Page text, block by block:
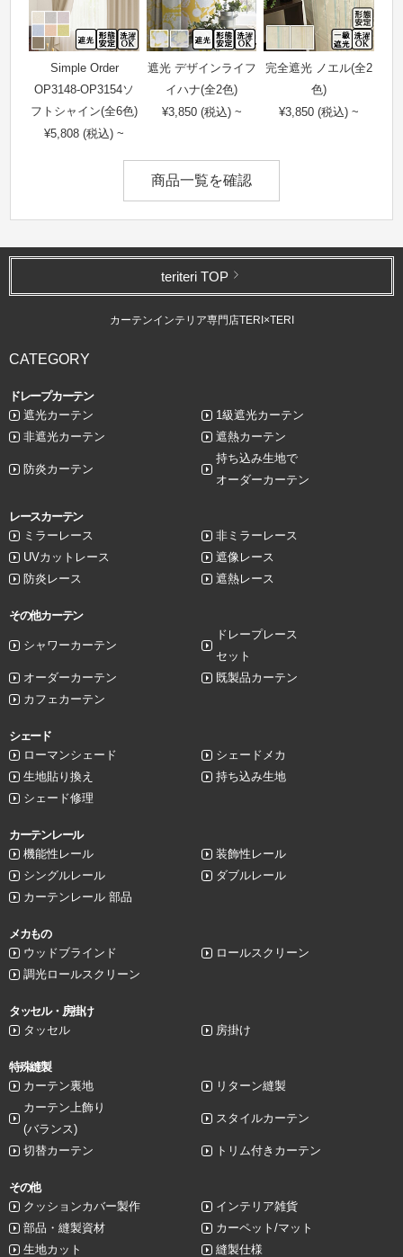
Simple Order
OP3148-OP3154ソ
フトシャイン(全6色)
¥5,808 (税込) ~
遮光 デザインライフ
イハナ(全2色)
¥3,850 (税込) ~
完全遮光 ノエル(全2
色)
¥3,850 (税込) ~
商品一覧を確認
teriteri TOP
カーテンインテリア専門店TERI×TERI
CATEGORY
ドレープカーテン
遮光カーテン
1級遮光カーテン
非遮光カーテン
遮熱カーテン
防炎カーテン
持ち込み生地で
オーダーカーテン
レースカーテン
ミラーレース
非ミラーレース
UVカットレース
遮像レース
防炎レース
遮熱レース
その他カーテン
シャワーカーテン
ドレープレース
セット
オーダーカーテン
既製品カーテン
カフェカーテン
シェード
ローマンシェード
シェードメカ
生地貼り換え
持ち込み生地
シェード修理
カーテンレール
機能性レール
装飾性レール
シングルレール
ダブルレール
カーテンレール 部品
メカもの
ウッドブラインド
ロールスクリーン
調光ロールスクリーン
タッセル・房掛け
タッセル
房掛け
特殊縫製
カーテン裏地
リターン縫製
カーテン上飾り
(バランス)
スタイルカーテン
切替カーテン トリム付きカーテン
その他
クッションカバー製作
インテリア雑貨
部品・縫製資材
カーペット/マット
生地カット
縫製仕様